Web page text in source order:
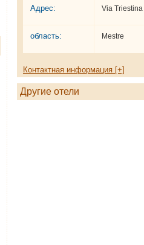
Адрес: Via
область: Mestre
Контактная информация [+]
Другие отели